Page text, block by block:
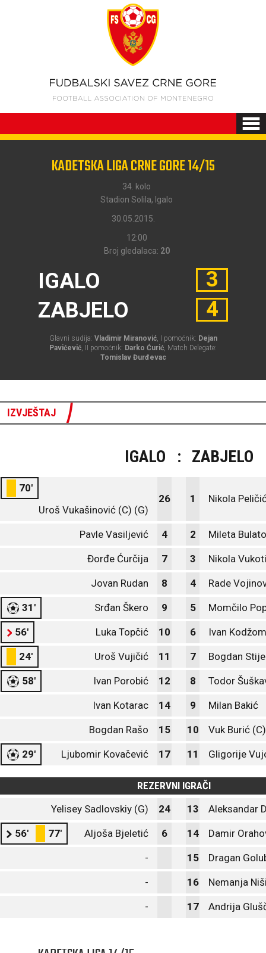
KADETSKA LIGA CRNE GORE 14/15
34. kolo
Stadion Solila, Igalo
30.05.2015.
12:00
Broj gledalaca: 20
IGALO
ZABJELO
3
4
Glavni sudija: Vladimir Miranović, I pomoćnik: Dejan
Pavićević, II pomoćnik: Darko Ćurić, Match Delegate:
Tomislav Đurđevac
IZVJEŠTAJ
IGALO : ZABJELO
70'
Uroš Vukašinović (C) (G)
26 1 Nikola
Pavle Vasiljević 4 2 Mileta
Đorđe Ćurčija 7 3 Nikola
Jovan Rudan 8 4 Rade
31' Srđan Škero 9 5 Momčilo
56' Luka Topčić 10 6 Ivan
24' Uroš Vujičić 11 7 Bogdan
58' Ivan Porobić 12 8 Todor
Ivan Kotarac 14 9 Milan Bakić
Bogdan Rašo 15 10 Vuk Burić (C)
29' Ljubomir Kovačević 17 11 Gligorije
REZERVNI IGRAČI
Yelisey Sadlovskiy (G)
24 13 Aleksandar
56' 77' Aljoša Bjeletić 6 14 Damir
- 15 Dragan
- 16 Nemanja
- 17 Andrija